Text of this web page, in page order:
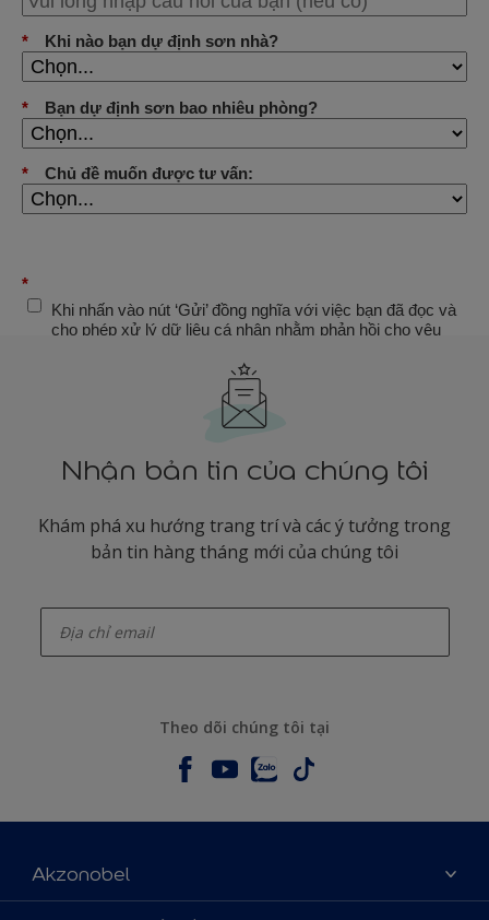
Nhận bản tin của chúng tôi
Khám phá xu hướng trang trí và các ý tưởng trong
bản tin hàng tháng mới của chúng tôi
Theo dõi chúng tôi tại
Akzonobel